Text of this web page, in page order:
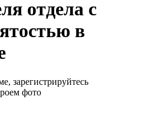
отдела с
в
зарегистрируйтесь
фото